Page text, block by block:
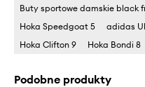
Buty sportowe damskie black
Hoka Speedgoat 5
adidas
Hoka Clifton 9
Hoka Bondi 8
Podobne produkty